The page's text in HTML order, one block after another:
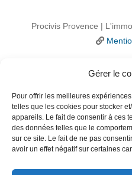
Gérer le
Pour offrir les meilleures
telles que les cookies pour stocker
appareils. Le fait de consentir à ces
des données telles que le
sur ce site. Le fait de ne pas
avoir un effet négatif sur certaines
Procivis Provence |